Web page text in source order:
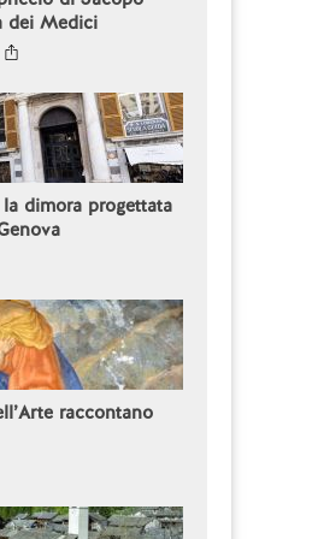
dei Medici
dimora progettata
raccontano